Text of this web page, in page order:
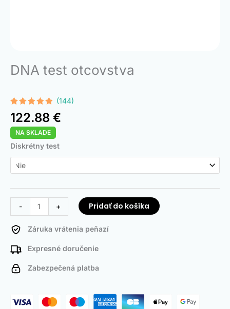
DNA test otcovstva
Hodnotenie
4.74z 5
na základe
144
zákazníckych
recenzií
(144)
122.88 €
NA SKLADE
Diskrétny test
-
množstvo
DNA
Paternity
+ Pridať do košíka
Záruka vrátenia peňazí
Expresné doručenie
Zabezpečená platba